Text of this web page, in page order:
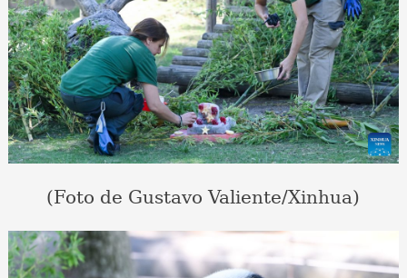
(Foto de Gustavo Valiente/Xinhua)